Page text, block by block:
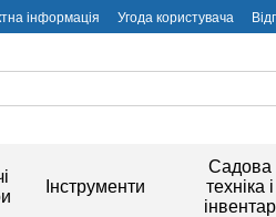
інформація Угода користувача
Інструменти
Садова
техніка і
інвентар